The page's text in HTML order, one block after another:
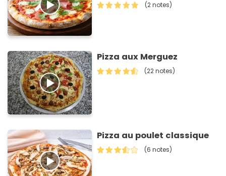
(2 notes)
Pizza aux Merguez
(22 notes)
Pizza au poulet classique
(6 notes)